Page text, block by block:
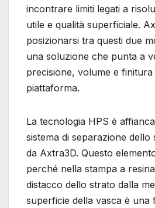
incontrare limiti legati a
utile e qualità superficiale.
posizionarsi tra questi due
una soluzione che punta a
precisione, volume e finitura
piattaforma.
La tecnologia HPS è
sistema di separazione
da Axtra3D. Questo
perché nella stampa a
distacco dello strato dalla
superficie della vasca è una